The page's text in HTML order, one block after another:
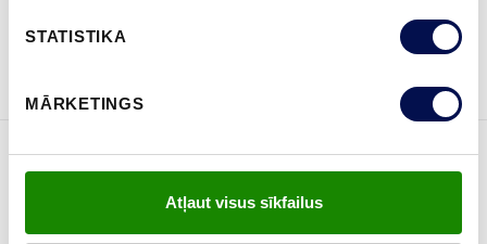
STATISTIKA
MĀRKETINGS
Atļaut visus sīkfailus
PASŪTĪT BROŠŪRU Sazinies ar mums